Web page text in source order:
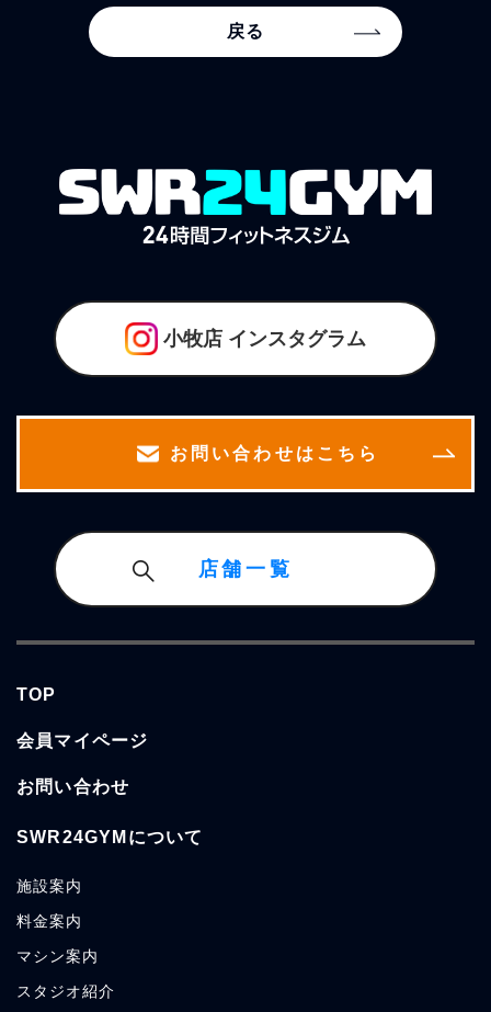
戻る
小牧店 インスタグラム
お問い合わせはこちら
店舗一覧
TOP
会員マイページ
お問い合わせ
SWR24GYMについて
施設案内
料金案内
マシン案内
スタジオ紹介